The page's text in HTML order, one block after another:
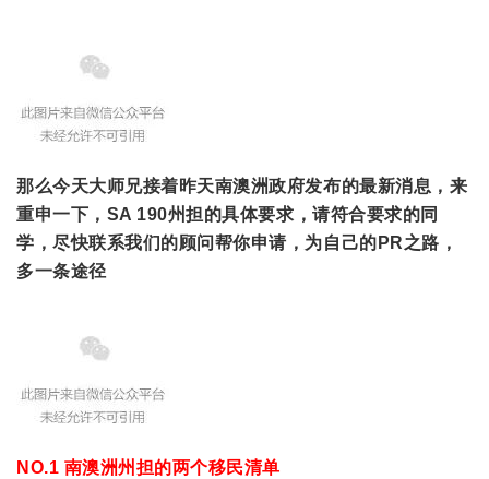
那么今天大师兄接着昨天南澳洲政府发布的最新消息，来
重申一下，SA 190州担的具体要求，请符合要求的同
学，尽快联系我们的顾问帮你申请，为自己的PR之路，
多一条途径
NO.1 南澳洲州担的两个移民清单